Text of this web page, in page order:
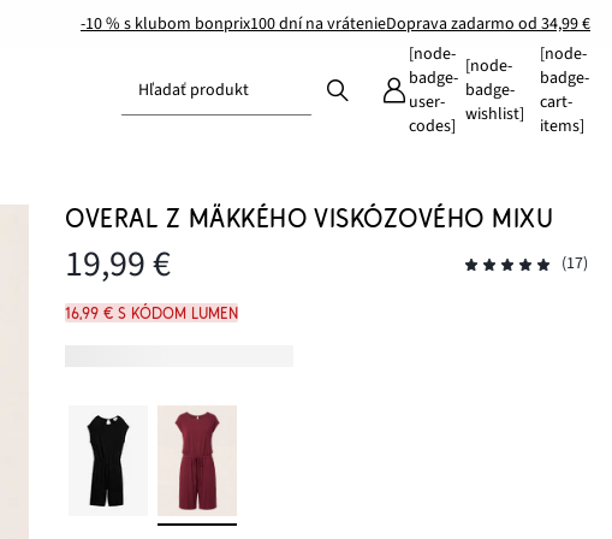
-10 % s klubom bonprix100 dní na vrátenieDoprava zadarmo od 34,99 €
Hľadať produkt
[node-
badge-
user-
codes]
[node-
badge-
wishlist]
[node-
badge-
cart-
items]
OVERAL Z MÄKKÉHO VISKÓZOVÉHO MIXU
19,99 € (17)
16,99 € s kódom LUMEN